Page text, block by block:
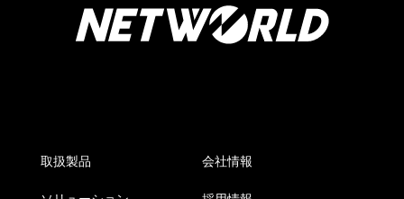
取扱製品 会社情報